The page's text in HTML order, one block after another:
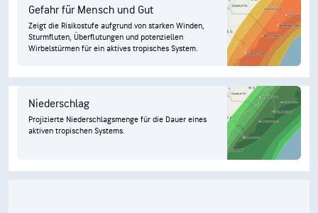
Gefahr für Mensch und Gut
Zeigt die Risikostufe aufgrund von starken Winden,
Sturmfluten, Überflutungen und potenziellen
Wirbelstürmen für ein aktives tropisches System.
Niederschlag
Projizierte Niederschlagsmenge für die Dauer eines
aktiven tropischen Systems.